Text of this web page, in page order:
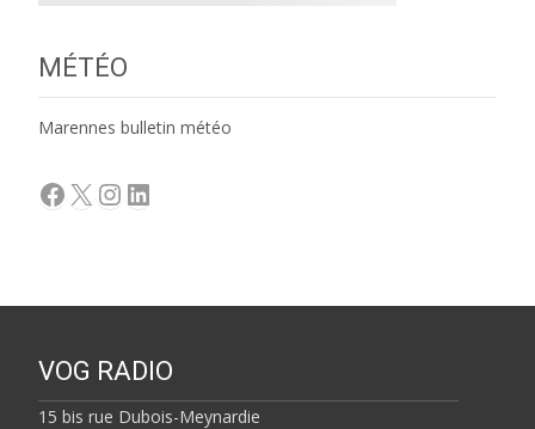
MÉTÉO
Marennes bulletin météo
Facebook
X Instagram
LinkedIn
VOG RADIO
15 bis rue Dubois-Meynardie